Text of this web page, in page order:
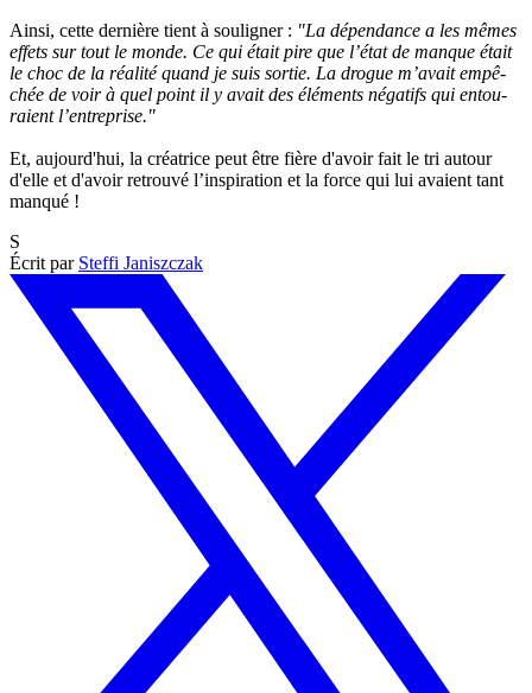
Ainsi, cette dernière tient à souligner : "La dépen­dance a les mêmes
effets sur tout le monde. Ce qui était pire que l’état de manque était
le choc de la réalité quand je suis sortie. La drogue m’avait empê­
chée de voir à quel point il y avait des éléments néga­tifs qui entou­
raient l’en­tre­prise."
Et, aujourd'hui, la créatrice peut être fière d'avoir fait le tri autour
d'elle et d'avoir retrouvé l’ins­pi­ra­tion et la force qui lui avaient tant
manqué !
S
Écrit par Steffi Janiszczak